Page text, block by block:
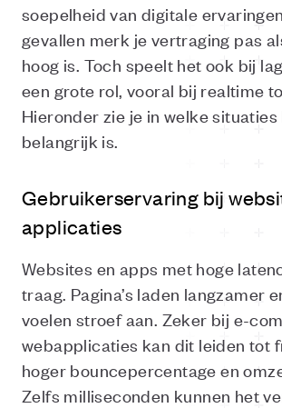
soepelheid van digitale
gevallen merk je vertraging pas
hoog is. Toch speelt het ook bij
een grote rol, vooral bij realtime
Hieronder zie je in welke
belangrijk is.
Gebruikerservaring bij
applicaties
Websites en apps met hoge
traag. Pagina’s laden langzamer
voelen stroef aan. Zeker bij e-
webapplicaties kan dit leiden tot
hoger bouncepercentage en
Zelfs milliseconden kunnen het